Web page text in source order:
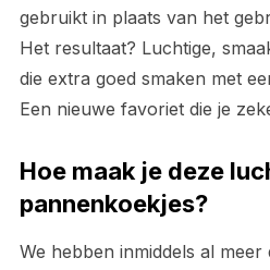
gebruikt in plaats van het
Het resultaat? Luchtige,
die extra goed smaken met
Een nieuwe favoriet die je
Hoe maak je deze
pannenkoekjes?
We hebben inmiddels al meer